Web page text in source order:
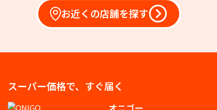
お近くの店舗を探す
スーパー価格で、すぐ届く